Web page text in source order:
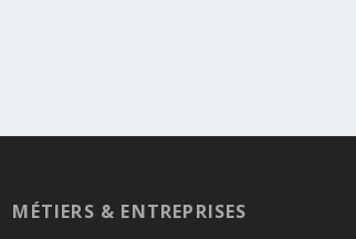
MÉTIERS & ENTREPRISES